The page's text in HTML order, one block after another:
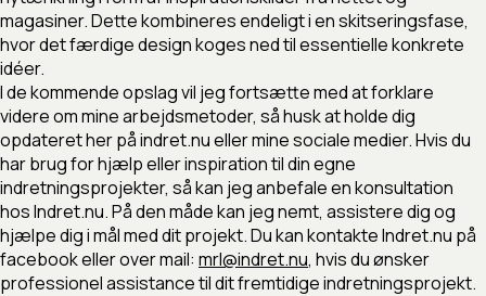
magasiner. Dette kombineres endeligt i en skitseringsfase,
hvor det færdige design koges ned til essentielle konkrete
idéer.
I de kommende opslag vil jeg fortsætte med at forklare
videre om mine arbejdsmetoder, så husk at holde dig
opdateret her på indret.nu eller mine sociale medier. Hvis du
har brug for hjælp eller inspiration til din egne
indretningsprojekter, så kan jeg anbefale en konsultation
hos Indret.nu. På den måde kan jeg nemt, assistere dig og
hjælpe dig i mål med dit projekt. Du kan kontakte Indret.nu på
facebook eller over mail: mrl@indret.nu, hvis du ønsker
professionel assistance til dit fremtidige indretningsprojekt.